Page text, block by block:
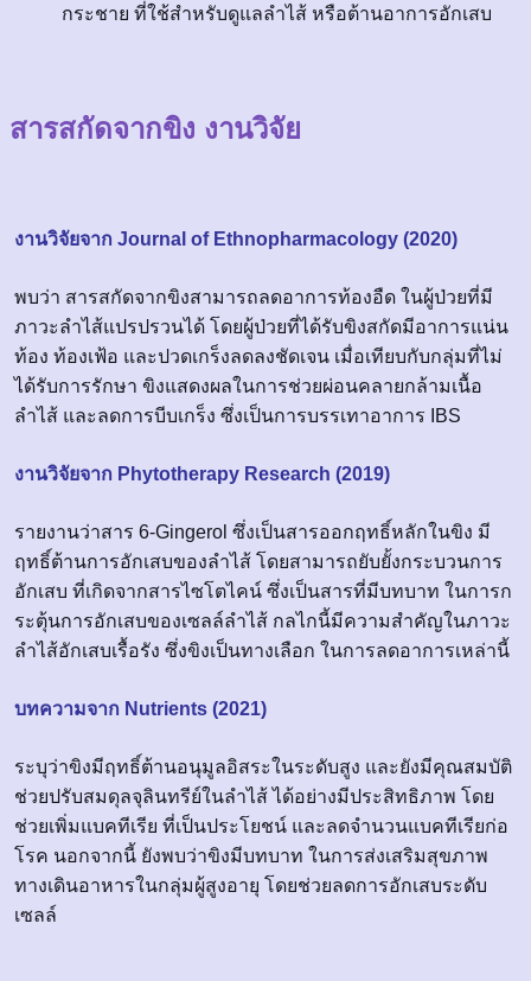
กระชาย ที่ใช้สำหรับดูแลลำไส้ หรือต้านอาการอักเสบ
สารสกัดจากขิง งานวิจัย
งานวิจัยจาก Journal of Ethnopharmacology (2020)
พบว่า สารสกัดจากขิงสามารถลดอาการท้องอืด ในผู้ป่วยที่มี
ภาวะลำไส้แปรปรวนได้ โดยผู้ป่วยที่ได้รับขิงสกัดมีอาการแน่น
ท้อง ท้องเฟ้อ และปวดเกร็งลดลงชัดเจน เมื่อเทียบกับกลุ่มที่ไม่
ได้รับการรักษา ขิงแสดงผลในการช่วยผ่อนคลายกล้ามเนื้อ
ลำไส้ และลดการบีบเกร็ง ซึ่งเป็นการบรรเทาอาการ IBS
งานวิจัยจาก Phytotherapy Research (2019)
รายงานว่าสาร 6-Gingerol ซึ่งเป็นสารออกฤทธิ์หลักในขิง มี
ฤทธิ์ต้านการอักเสบของลำไส้ โดยสามารถยับยั้งกระบวนการ
อักเสบ ที่เกิดจากสารไซโตไคน์ ซึ่งเป็นสารที่มีบทบาท ในการก
ระตุ้นการอักเสบของเซลล์ลำไส้ กลไกนี้มีความสำคัญในภาวะ
ลำไส้อักเสบเรื้อรัง ซึ่งขิงเป็นทางเลือก ในการลดอาการเหล่านี้
บทความจาก Nutrients (2021)
ระบุว่าขิงมีฤทธิ์ต้านอนุมูลอิสระในระดับสูง และยังมีคุณสมบัติ
ช่วยปรับสมดุลจุลินทรีย์ในลำไส้ ได้อย่างมีประสิทธิภาพ โดย
ช่วยเพิ่มแบคทีเรีย ที่เป็นประโยชน์ และลดจำนวนแบคทีเรียก่อ
โรค นอกจากนี้ ยังพบว่าขิงมีบทบาท ในการส่งเสริมสุขภาพ
ทางเดินอาหารในกลุ่มผู้สูงอายุ โดยช่วยลดการอักเสบระดับ
เซลล์